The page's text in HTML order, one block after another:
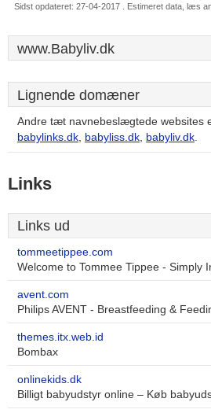
Sidst opdateret: 27-04-2017 . Estimeret data, læs
www.Babyliv.dk
Lignende domæner
Andre tæt navnebeslægtede websites
babylinks.dk, babyliss.dk, babyliv.dk.
Links
Links ud
tommeetippee.com
Welcome to Tommee Tippee - Simply
avent.com
Philips AVENT - Breastfeeding &
themes.itx.web.id
Bombax
onlinekids.dk
Billigt babyudstyr online – Køb